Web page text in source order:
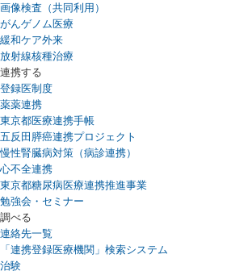
（新しいタブで開きます）
画像検査（共同利用）
がんゲノム医療
緩和ケア外来
放射線核種治療
連携する
登録医制度
薬薬連携
東京都医療連携手帳
五反田膵癌連携プロジェクト
慢性腎臓病対策（病診連携）
心不全連携
東京都糖尿病医療連携推進事業
勉強会・セミナー
調べる
連絡先一覧
「連携登録医療機関」検索システム
（新しいタブで開きます）
治験